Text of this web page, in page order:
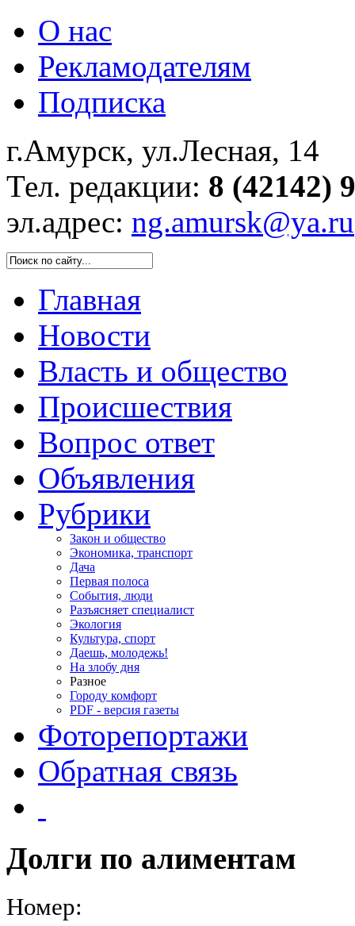
О нас
Рекламодателям
Подписка
г.Амурск, ул.Лесная, 14
Тел. редакции: 8 (42142)
эл.адрес: ng.amursk@ya.ru
Главная
Новости
Власть и общество
Происшествия
Вопрос ответ
Объявления
Рубрики
Закон и общество
Экономика, транспорт
Дача
Первая полоса
События, люди
Разъясняет специалист
Экология
Культура, спорт
Даешь, молодежь!
На злобу дня
Разное
Городу комфорт
PDF - версия газеты
Фоторепортажи
Обратная связь
Долги по алиментам
Номер: